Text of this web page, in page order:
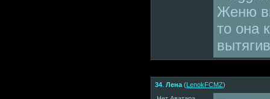
Женю
то она
34 Лена ( LenokFCMZ)